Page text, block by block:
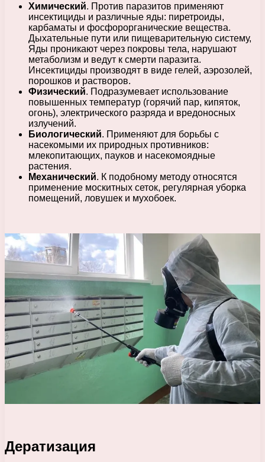
Химический. Против паразитов применяют
инсектициды и различные яды: пиретроиды,
карбаматы и фосфорорганические вещества.
Дыхательные пути или пищеварительную систему,
Яды проникают через покровы тела, нарушают
метаболизм и ведут к смерти паразита.
Инсектициды производят в виде гелей, аэрозолей,
порошков и растворов.
Физический. Подразумевает использование
повышенных температур (горячий пар, кипяток,
огонь), электрического разряда и вредоносных
излучений.
Биологический. Применяют для борьбы с
насекомыми их природных противников:
млекопитающих, пауков и насекомоядные
растения.
Механический. К подобному методу относятся
применение москитных сеток, регулярная уборка
помещений, ловушек и мухобоек.
Дератизация